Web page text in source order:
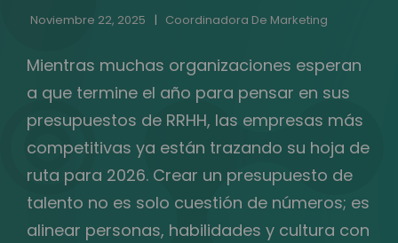
Noviembre 22, 2025 Coordinadora De Marketing
Mientras muchas organizaciones esperan
a que termine el año para pensar en sus
presupuestos de RRHH, las empresas más
competitivas ya están trazando su hoja de
ruta para 2026. Crear un presupuesto de
talento no es solo cuestión de números; es
alinear personas, habilidades y cultura con